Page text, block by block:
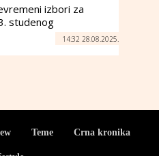
izbori za
studenog
14:32 28.08.2025.
Teme Crna kronika